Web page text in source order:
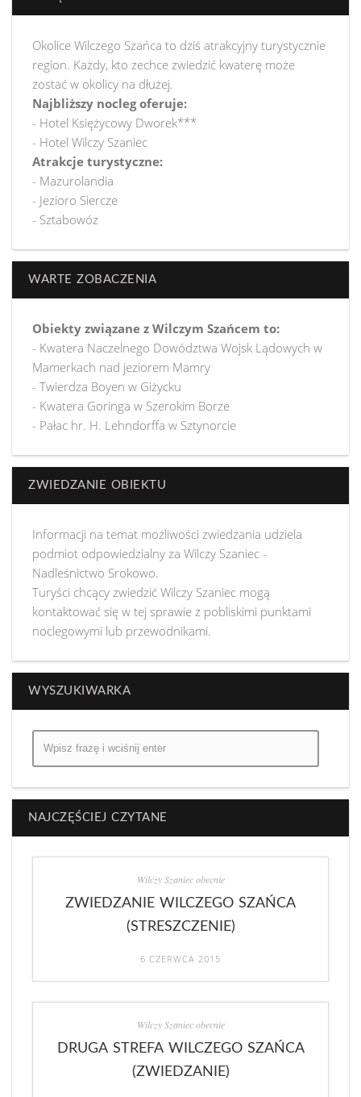
Okolice Wilczego Szańca to dziś atrakcyjny turystycznie
region. Każdy, kto zechce zwiedzić kwaterę może
zostać w okolicy na dłużej.
Najbliższy nocleg oferuje:
- Hotel Księżycowy Dworek***
- Hotel Wilczy Szaniec
Atrakcje turystyczne:
- Mazurolandia
- Jezioro Siercze
- Sztabowóz
WARTE ZOBACZENIA
Obiekty związane z Wilczym Szańcem to:
- Kwatera Naczelnego Dowództwa Wojsk Lądowych w
Mamerkach nad jeziorem Mamry
- Twierdza Boyen w Giżycku
- Kwatera Goringa w Szerokim Borze
- Pałac hr. H. Lehndorffa w Sztynorcie
ZWIEDZANIE OBIEKTU
Informacji na temat możliwości zwiedzania udziela
podmiot odpowiedzialny za Wilczy Szaniec -
Nadleśnictwo Srokowo.
Turyści chcący zwiedzić Wilczy Szaniec mogą
kontaktować się w tej sprawie z pobliskimi punktami
noclegowymi lub przewodnikami.
WYSZUKIWARKA
NAJCZĘŚCIEJ CZYTANE
Wilczy Szaniec obecnie
ZWIEDZANIE WILCZEGO SZAŃCA
(STRESZCZENIE)
6 CZERWCA 2015
Wilczy Szaniec obecnie
DRUGA STREFA WILCZEGO SZAŃCA
(ZWIEDZANIE)